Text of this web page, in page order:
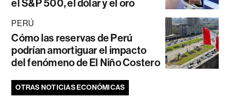
el S&P 500, el dólar y el oro
PERÚ
Cómo las reservas de Perú
podrían amortiguar el impacto
del fenómeno de El Niño Costero
OTRAS NOTICIAS ECONÓMICAS